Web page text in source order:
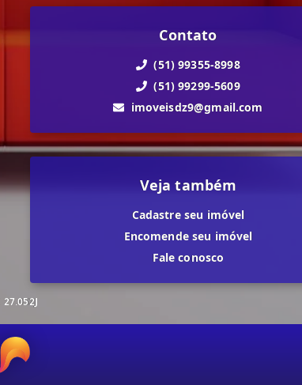
Contato
(51) 99355-8998
(51) 99299-5609
imoveisdz9@gmail.com
Veja também
Cadastre seu imóvel
Encomende seu imóvel
Fale conosco
27.052J